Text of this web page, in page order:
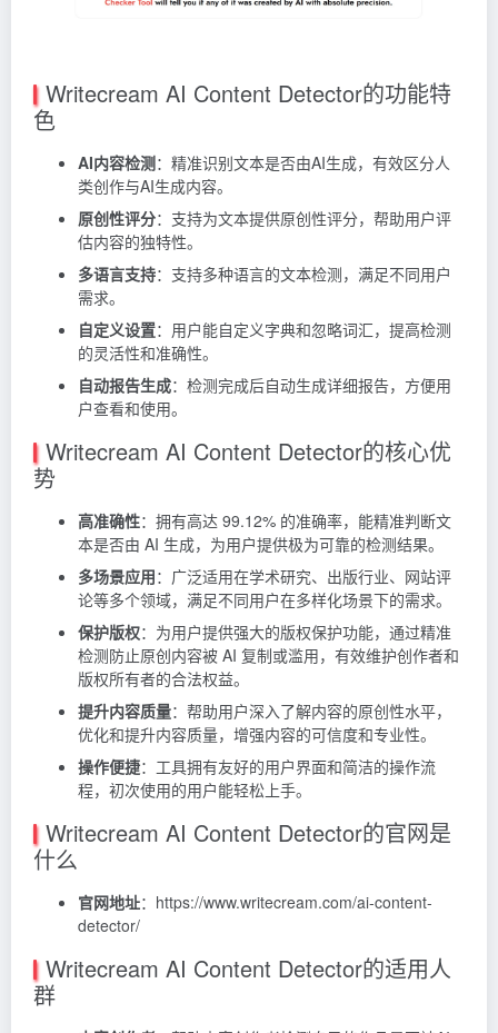
Writecream AI Content Detector的功能特
色
AI内容检测：精准识别文本是否由AI生成，有效区分人
类创作与AI生成内容。
原创性评分：支持为文本提供原创性评分，帮助用户评
估内容的独特性。
多语言支持：支持多种语言的文本检测，满足不同用户
需求。
自定义设置：用户能自定义字典和忽略词汇，提高检测
的灵活性和准确性。
自动报告生成：检测完成后自动生成详细报告，方便用
户查看和使用。
Writecream AI Content Detector的核心优
势
高准确性：拥有高达 99.12% 的准确率，能精准判断文
本是否由 AI 生成，为用户提供极为可靠的检测结果。
多场景应用：广泛适用在学术研究、出版行业、网站评
论等多个领域，满足不同用户在多样化场景下的需求。
保护版权：为用户提供强大的版权保护功能，通过精准
检测防止原创内容被 AI 复制或滥用，有效维护创作者和
版权所有者的合法权益。
提升内容质量：帮助用户深入了解内容的原创性水平，
优化和提升内容质量，增强内容的可信度和专业性。
操作便捷：工具拥有友好的用户界面和简洁的操作流
程，初次使用的用户能轻松上手。
Writecream AI Content Detector的官网是
什么
官网地址：https://www.writecream.com/ai-content-
detector/
Writecream AI Content Detector的适用人
群